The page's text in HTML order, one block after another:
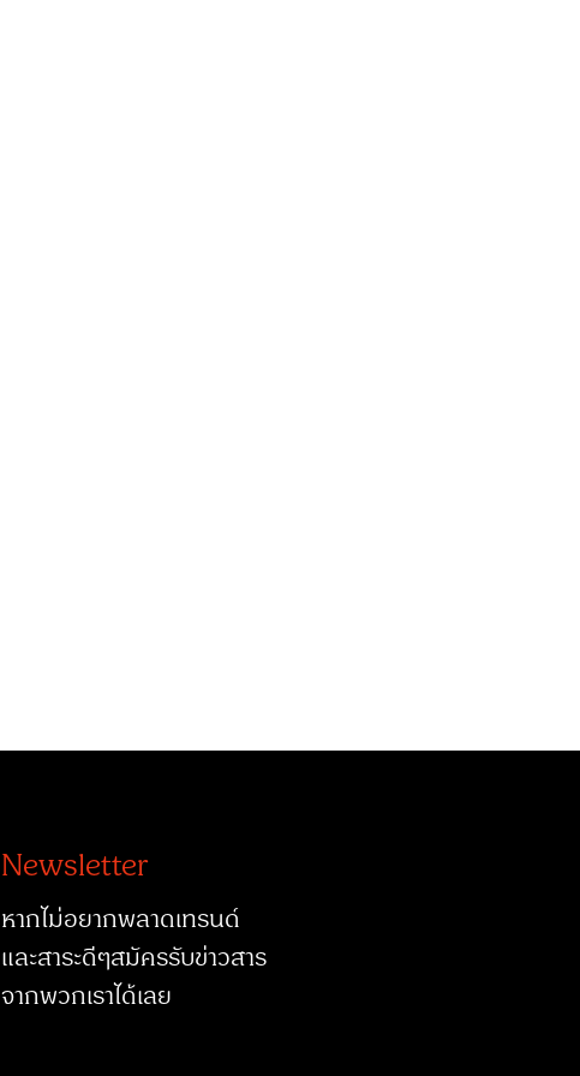
Newsletter
หากไม่อยากพลาดเทรนด์
และสาระดีๆสมัครรับข่าวสาร
จากพวกเราได้เลย